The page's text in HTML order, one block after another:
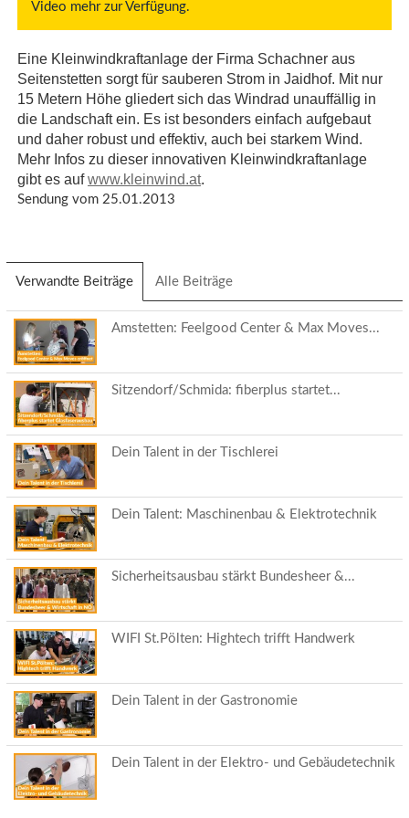
Video mehr zur Verfügung.
Eine Kleinwindkraftanlage der Firma Schachner aus
Seitenstetten sorgt für sauberen Strom in Jaidhof. Mit nur
15 Metern Höhe gliedert sich das Windrad unauffällig in
die Landschaft ein. Es ist besonders einfach aufgebaut
und daher robust und effektiv, auch bei starkem Wind.
Mehr Infos zu dieser innovativen Kleinwindkraftanlage
gibt es aufwww.kleinwind.at.
Sendung vom 25.01.2013
Verwandte Beiträge (aktiver
Reiter)
Alle Beiträge
Amstetten: Feelgood Center & Max Moves...
Sitzendorf/Schmida: fiberplus startet...
Dein Talent in der Tischlerei
Dein Talent: Maschinenbau & Elektrotechnik
Sicherheitsausbau stärkt Bundesheer &...
WIFI St.Pölten: Hightech trifft Handwerk
Dein Talent in der Gastronomie
Dein Talent in der Elektro- und Gebäudetechnik